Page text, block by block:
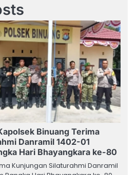
Binuang Terima
Danramil 1402-01
Hari Bhayangkara ke-80
Kunjungan Silaturahmi Danramil